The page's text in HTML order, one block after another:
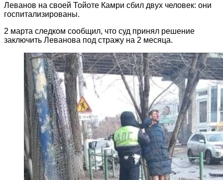
Леванов на своей Тойоте Камри сбил двух человек: они
госпитализированы.
2 марта следком сообщил, что суд принял решение
заключить Леванова под стражу на 2 месяца.